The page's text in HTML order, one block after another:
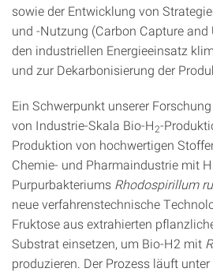
sowie der Entwicklung von
und -Nutzung (Carbon Capture and
den industriellen Energieeinsatz
und zur Dekarbonisierung der
Ein Schwerpunkt unserer
von Industrie-Skala Bio-H2-
Produktion von hochwertigen
Chemie- und Pharmaindustrie mit
Purpurbakteriums Rhodospirillum
neue verfahrenstechnische
Fruktose aus extrahierten
Substrat einsetzen, um Bio-H2 mit
produzieren. Der Prozess läuft